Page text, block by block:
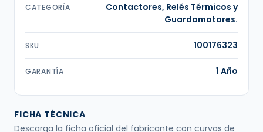
CATEGORÍA
Contactores, Relés Térmicos y
Guardamotores.
SKU 100176323
GARANTÍA 1 Año
FICHA TÉCNICA
Descarga la ficha oficial del fabricante con curvas de